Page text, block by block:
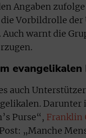
Angaben
Vorbildrolle der
warnt die
evangelikalen
auch Unterstützer
Purse“, Franklin
„Manche